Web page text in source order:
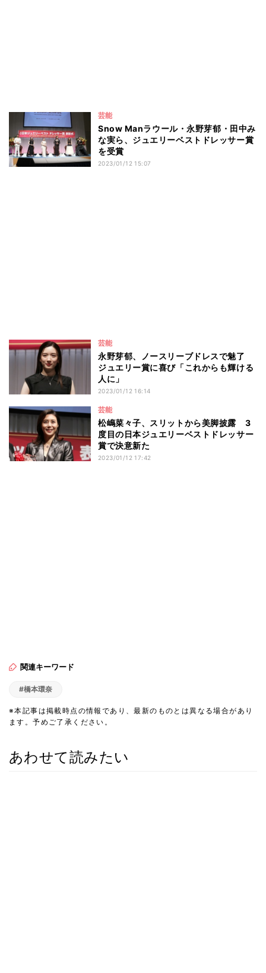
芸能
Snow Manラウール・永野芽郁・田中み
な実ら、ジュエリーベストドレッサー賞
を受賞
2023/01/12 15:07
芸能
永野芽郁、ノースリーブドレスで魅了
ジュエリー賞に喜び「これからも輝ける
人に」
2023/01/12 16:14
芸能
松嶋菜々子、スリットから美脚披露 3
度目の日本ジュエリーベストドレッサー
賞で決意新た
2023/01/12 17:42
関連キーワード
#橋本環奈
※本記事は掲載時点の情報であり、最新のものとは異なる場合があり
ます。予めご了承ください。
あわせて読みたい